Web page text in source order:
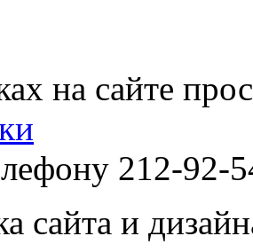
на сайте
212-92-
сайта и